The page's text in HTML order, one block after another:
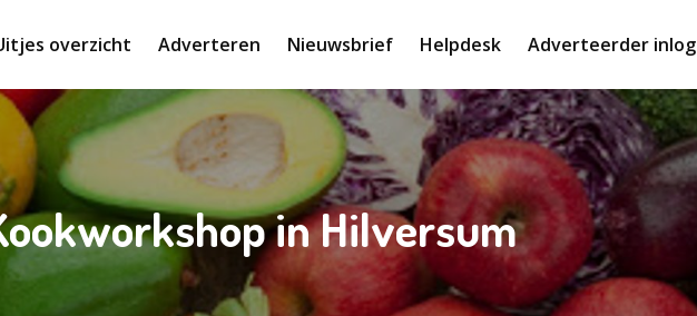
overzicht Adverteren Nieuwsbrief Helpdesk Adverteerder inlog
in Hilversum